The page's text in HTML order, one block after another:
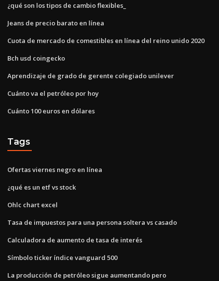
¿qué son los tipos de cambio flexibles_
Jeans de precio barato en línea
Cuota de mercado de comestibles en línea del reino unido 2020
Bch usd coingecko
Aprendizaje de grado de gerente colegiado unilever
Cuánto va el petróleo por hoy
Cuánto 100 euros en dólares
Tags
Ofertas viernes negro en línea
¿qué es un etf vs stock
Ohlc chart excel
Tasa de impuestos para una persona soltera vs casado
Calculadora de aumento de tasa de interés
Símbolo ticker índice vanguard 500
La producción de petróleo sigue aumentando pero